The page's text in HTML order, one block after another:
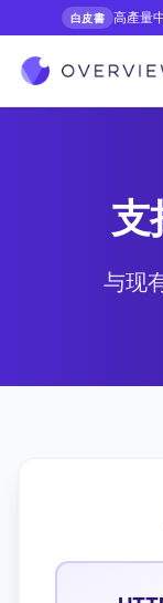
白皮書 高產量
支
与现